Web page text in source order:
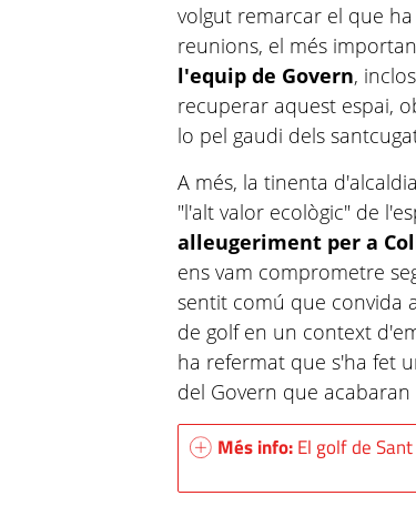
volgut remarcar el que
reunions, el més
l'equip de Govern,
recuperar aquest espai,
lo pel gaudi dels
A més, la tinenta
"l'alt valor ecològic" de
alleugeriment per a
ens vam comprometre
sentit comú que convida
de golf en un context
ha refermat que s'ha fet
del Govern que
Més info:El golf de